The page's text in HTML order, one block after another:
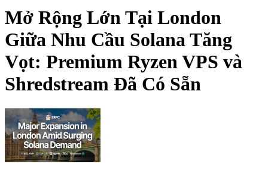
Mở Rộng Lớn Tại London
Giữa Nhu Cầu Solana Tăng
Vọt: Premium Ryzen VPS và
Shredstream Đã Có Sẵn